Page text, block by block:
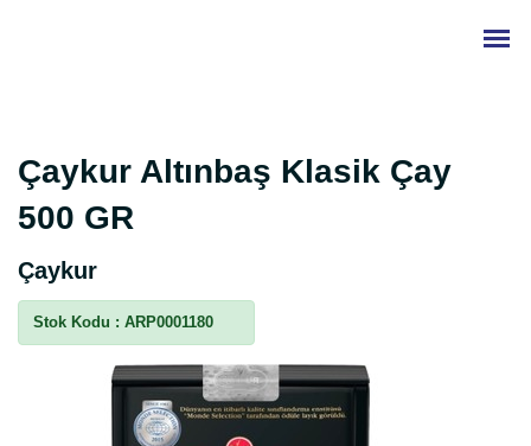
Çaykur Altınbaş Klasik Çay
500 GR
Çaykur
Stok Kodu : ARP0001180